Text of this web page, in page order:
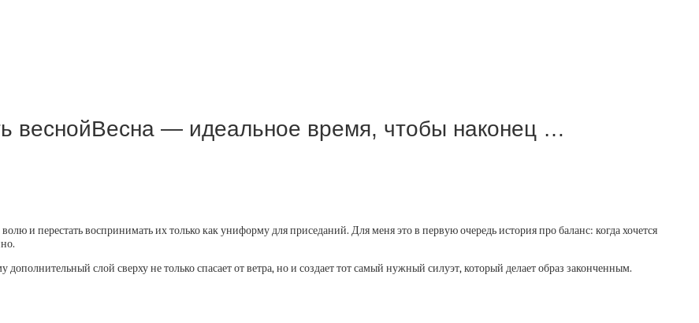
веснойВесна — идеальное время, чтобы наконец …
и перестать воспринимать их только как униформу для приседаний. Для меня это в первую очередь история про баланс: когда хочется
слой сверху не только спасает от ветра, но и создает тот самый нужный силуэт, который делает образ законченным.